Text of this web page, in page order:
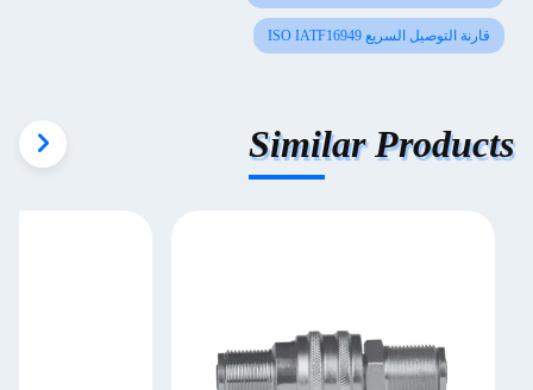
قارنة التوصيل السريع ISO IATF16949
Similar Products